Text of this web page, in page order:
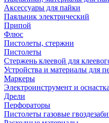
Аксессуары для пайки
Паяльник электрический
Припой
Флюс
Пистолеты, стержни
Пистолеты
Стержень клеевой для
Устройства и материалы для
Маркеры
Электроинструмент и оснастка
Дрели
Перфораторы
Пистолеты газовые